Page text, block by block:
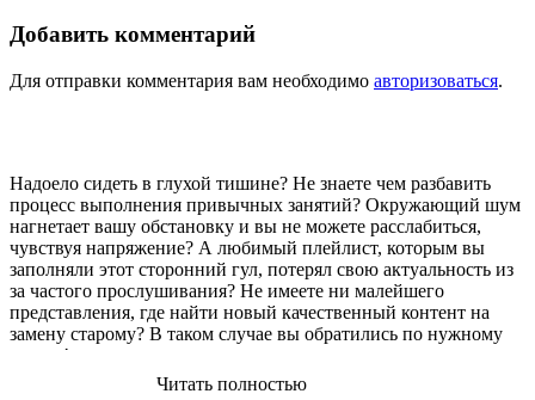
Добавить комментарий
Для отправки комментария вам необходимо авторизоваться.
Надоело сидеть в глухой тишине? Не знаете чем разбавить
процесс выполнения привычных занятий? Окружающий шум
нагнетает вашу обстановку и вы не можете расслабиться,
чувствуя напряжение? А любимый плейлист, которым вы
заполняли этот сторонний гул, потерял свою актуальность из
за частого прослушивания? Не имеете ни малейшего
представления, где найти новый качественный контент на
замену старому? В таком случае вы обратились по нужному
адресу!
Музыкальный портал KGZ Musicс большой радостью
Читать полностью